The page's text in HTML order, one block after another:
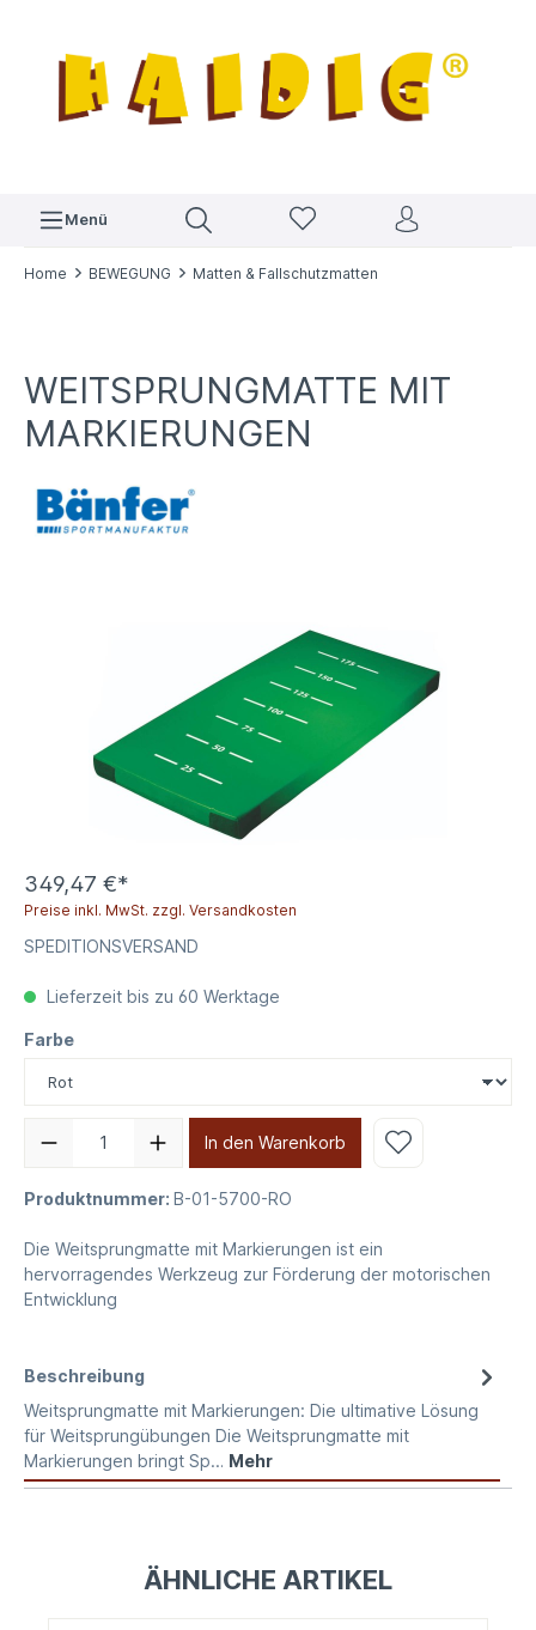
Menü
Home BEWEGUNG Matten & Fallschutzmatten
WEITSPRUNGMATTE MIT
MARKIERUNGEN
349,47 €*
Preise inkl. MwSt. zzgl. Versandkosten
SPEDITIONSVERSAND
Lieferzeit bis zu 60 Werktage
Farbe
In den Warenkorb
Produktnummer: B-01-5700-RO
Die Weitsprungmatte mit Markierungen ist ein
hervorragendes Werkzeug zur Förderung der motorischen
Entwicklung
Beschreibung
Weitsprungmatte mit Markierungen: Die ultimative Lösung
für Weitsprungübungen Die Weitsprungmatte mit
Markierungen bringt Sp… Mehr
ÄHNLICHE ARTIKEL